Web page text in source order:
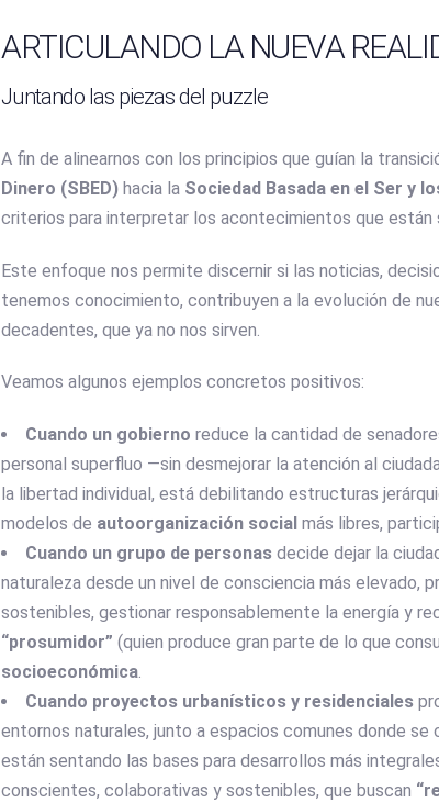
ARTICULANDO LA NUEVA
Juntando las piezas del puzzle
A fin de alinearnos con los principios que guían la
Dinero (SBED) hacia la Sociedad Basada en el Ser y
criterios para interpretar los acontecimientos que están
Este enfoque nos permite discernir si las noticias,
tenemos conocimiento, contribuyen a la evolución de
decadentes, que ya no nos sirven.
Veamos algunos ejemplos concretos positivos:
Cuando un gobierno reduce la cantidad de
personal superfluo —sin desmejorar la atención al
la libertad individual, está debilitando estructuras
modelos de autoorganización social más libres,
Cuando un grupo de personas decide dejar la
naturaleza desde un nivel de consciencia más elevado,
sostenibles, gestionar responsablemente la energía y
“prosumidor” (quien produce gran parte de lo que
socioeconómica.
Cuando proyectos urbanísticos y residenciales
entornos naturales, junto a espacios comunes donde
están sentando las bases para desarrollos más
conscientes, colaborativas y sostenibles, que buscan